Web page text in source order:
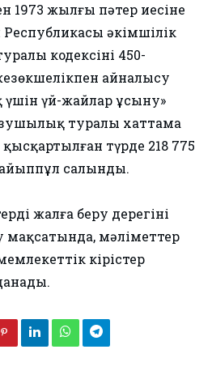
1973 жылғы пәтер иесіне
әкімшілік
кодексінің 450-
айналысу
үшін үй-жайлар ұсыну»
туралы хаттама
түрде 218 775
айыппұл салынды.
жалға беру дерегінің
мақсатында, мәліметтер
кірістер